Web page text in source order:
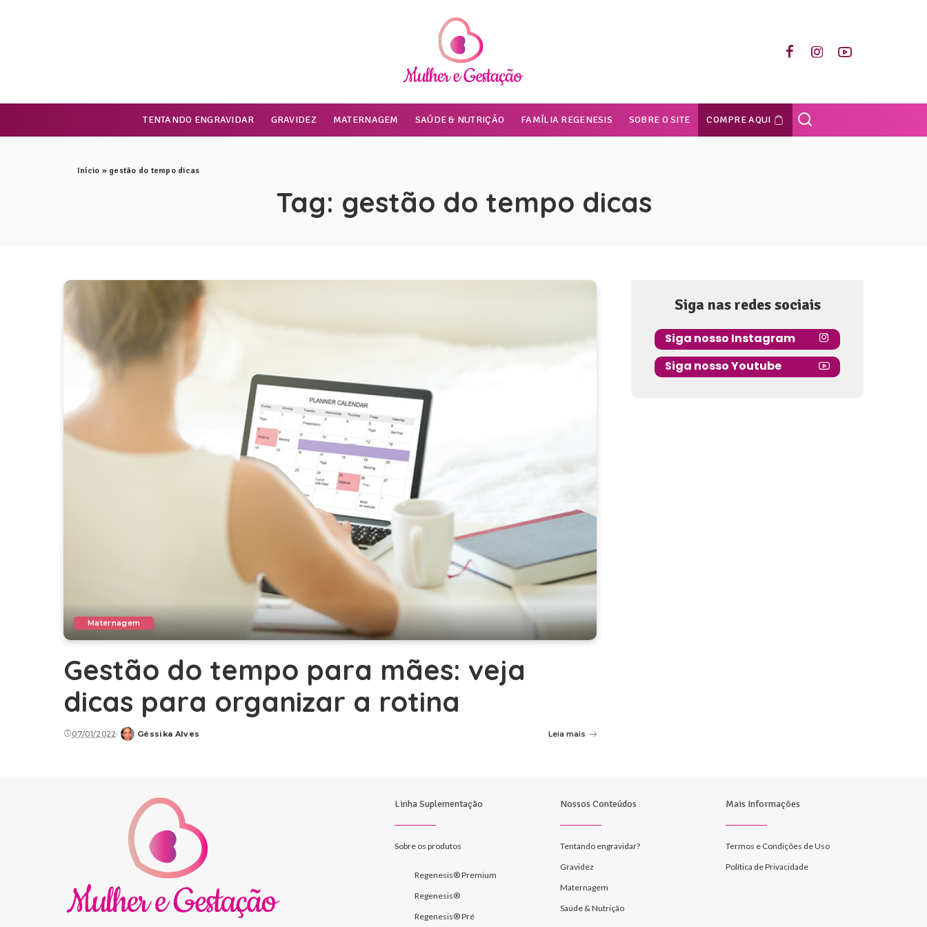
TENTANDO ENGRAVIDAR GRAVIDEZ MATERNAGEM SAÚDE & NUTRIÇÃO FAMÍLIA REGENESIS SOBRE O SITE COMPRE AQUI
Início » gestão do tempo dicas
Tag: gestão do tempo dicas
Maternagem
Gestão do tempo para mães: veja
dicas para organizar a rotina
07/01/2022
Posted
Géssika Alves Leia mais
Siga nas redes sociais
Siga nosso Instagram
Siga nosso Youtube
Linha Suplementação
Sobre os produtos
Regenesis® Premium
Regenesis®
Regenesis® Pré
Nossos Conteúdos
Tentando engravidar?
Gravidez
Maternagem
Saúde & Nutrição
Mais Informações
Termos e Condições de Uso
Política de Privacidade